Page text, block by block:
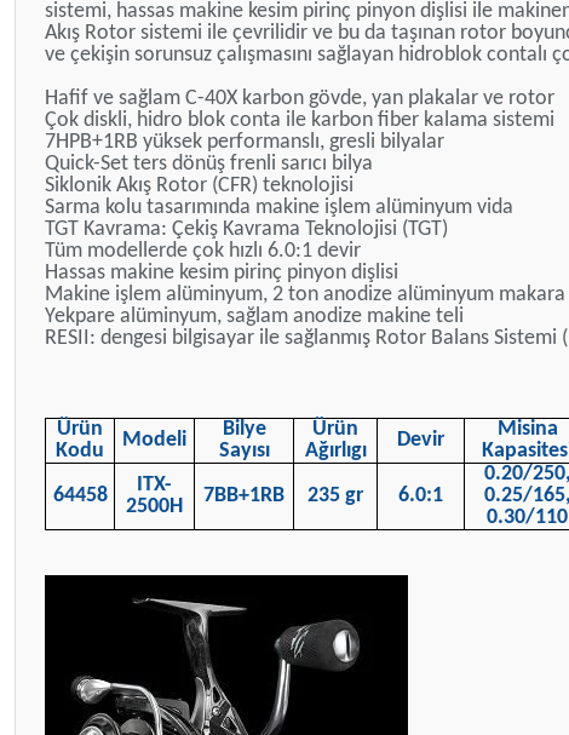
sistemi, hassas makine kesim pirinç pinyon dişlisi ile
Akış Rotor sistemi ile çevrilidir ve bu da taşınan rotor
ve çekişin sorunsuz çalışmasını sağlayan hidroblok
Hafif ve sağlam C-40X karbon gövde, yan plakalar ve rotor
Çok diskli, hidro blok conta ile karbon fiber kalama sistemi
7HPB+1RB yüksek performanslı, gresli bilyalar
Quick-Set ters dönüş frenli sarıcı bilya
Siklonik Akış Rotor (CFR) teknolojisi
Sarma kolu tasarımında makine işlem alüminyum vida
TGT Kavrama: Çekiş Kavrama Teknolojisi (TGT)
Tüm modellerde çok hızlı 6.0:1 devir
Hassas makine kesim pirinç pinyon dişlisi
Makine işlem alüminyum, 2 ton anodize alüminyum makara
Yekpare alüminyum, sağlam anodize makine teli
RESII: dengesi bilgisayar ile sağlanmış Rotor Balans Sistemi
Ürün
Kodu
Modeli
Bilye
Sayısı
Ürün
Ağırlıgı
Devir
Misina
64458
ITX-
2500H
7BB+1RB 235 gr 6.0:1
0.20/250,
0.25/165,
0.30/110